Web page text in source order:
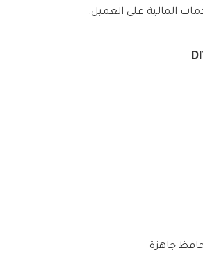
المالية على العميل.
جاهزة